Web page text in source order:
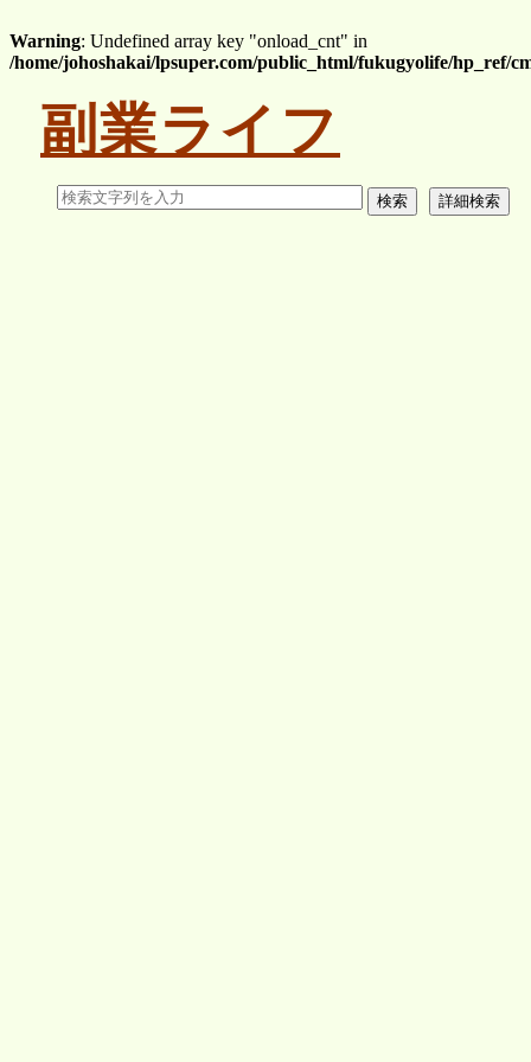
Warning: Undefined array key "onload_cnt" in
/home/johoshakai/lpsuper.com/public_html/fukugyolife/hp_ref/
副業ライフ